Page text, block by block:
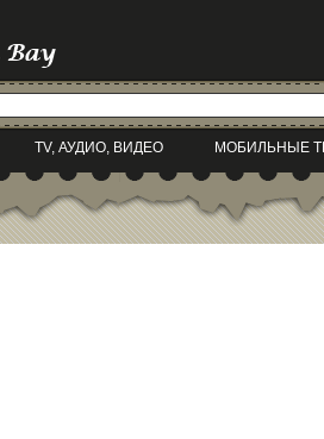
TV, АУДИО, ВИДЕО МОБИЛЬНЫЕ